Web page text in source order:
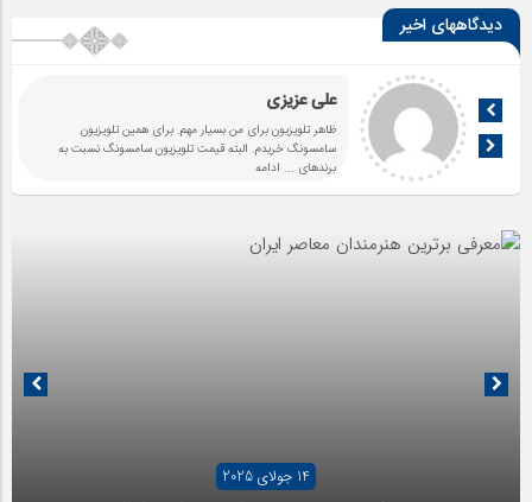
دیدگاههای اخیر
علی عزیزی
ظاهر تلویزیون برای من بسیار مهم. برای همین تلویزیون
سامسونگ خریدم. البته قیمت تلویزیون سامسونگ نسبت به
برندهای ... ادامه
14 جولای 2025